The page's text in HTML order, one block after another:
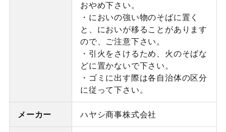
おやめ下さい。
・においの強い物のそばに置く
と、においが移ることがあります
ので、ご注意下さい。
・引火をさけるため、火のそばな
どに置かないで下さい。
・ゴミに出す際は各自治体の区分
に従って下さい。
メーカー ハヤシ商事株式会社